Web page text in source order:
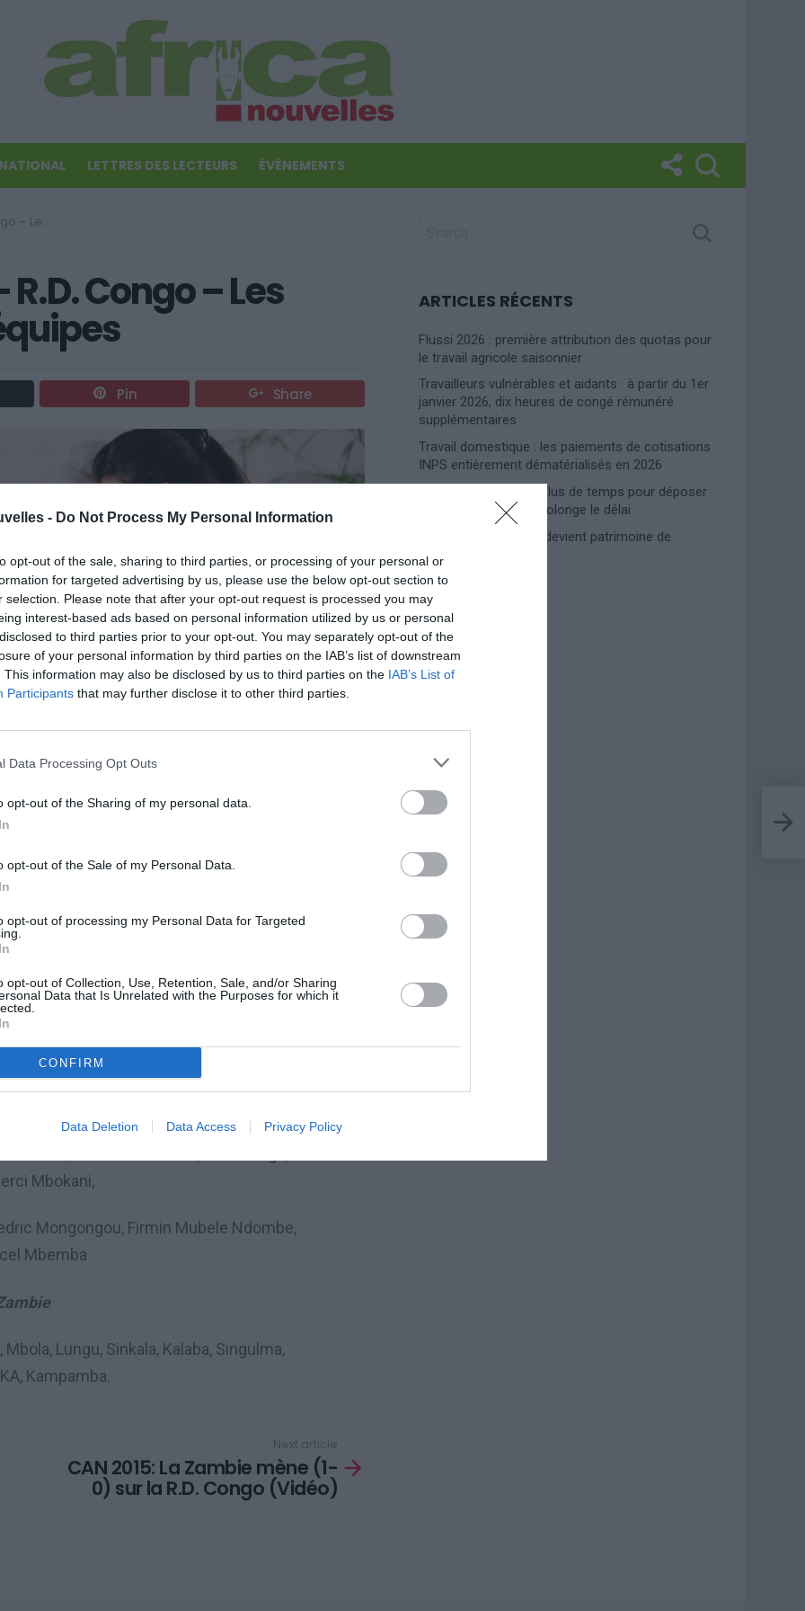
- Do Not Process My Personal Information
opt-out of the sale, sharing to third parties, or processing of your personal or
for targeted advertising by us, please use the below opt-out section to
selection. Please note that after your opt-out request is processed you may
interest-based ads based on personal information utilized by us or personal
to third parties prior to your opt-out. You may separately opt-out of the
of your personal information by third parties on the IAB’s list of downstream
This information may also be disclosed by us to third parties on the IAB’s List of
Participants that may further disclose it to other third parties.
Data Processing Opt Outs
opt-out of the Sharing of my personal data.
opt-out of the Sale of my Personal Data.
opt-out of processing my Personal Data for Targeted
opt-out of Collection, Use, Retention, Sale, and/or Sharing
Data that Is Unrelated with the Purposes for which it
CONFIRM
Data Deletion Data Access Privacy Policy
LETTRES DES LECTEURS ÉVÉNEMENTS
des équipes
Congo – Les
Pin Share
vieilles connaissances!
probablement sa dernière Coupe
des Nations de football. Robert Kidiaba
dans les buts des Léopards de la RD Congo
le match contre la Zambie dans le cadre de
Ebebiyin. Florent Ibenge a fait aussi
est présent en compagnie de Stopilla
Yousuf Mulumbu, Herve Kage,
Mbokani,
Mongongou, Firmin Mubele Ndombe,
Mbemba
Lungu, Sinkala, Kalaba, Singulma,
Kampamba.
Next article
CAN 2015: La Zambie mène (1-
0) sur la R.D. Congo (Vidéo)
ARTICLES RÉCENTS
Flussi 2026 : première attribution des quotas pour
le travail agricole saisonnier
Travailleurs vulnérables et aidants : à partir du 1er
janvier 2026, dix heures de congé rémunéré
supplémentaires
Travail domestique : les paiements de cotisations
INPS entièrement dématérialisés en 2026
Prime de naissance, plus de temps pour déposer
la demande : l’INPS prolonge le délai
Lampedusa, l’accueil devient patrimoine de
l’humanité
Photoshoot Paris